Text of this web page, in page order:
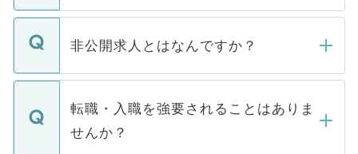
ご登録いただきましたら、弊社担当者がご
登録内容を確認し、その後メールもしくは
ます。通常、5営業日以内にはご連絡をせて
いただきますので、しばらくお待ちくださ
非公開求人とはなんですか？
マイナビDOCTORで取り扱っている求人の
うち約3割は、Webサイトからご覧いただ
けない「非公開求人」です。非公開求人は
下記の理由によって、一般には公開してい
転職・入職を強要されることはありま
せんか？